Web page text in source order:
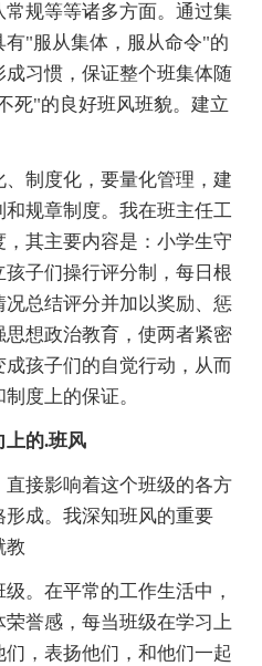
规等等诸多方面。通过集
"服从集体，服从命令"的
习惯，保证整个班集体随
死"的良好班风班貌。建立
制度化，要量化管理，建
规章制度。我在班主任工
其主要内容是：小学生守
子们操行评分制，每日根
总结评分并加以奖励、惩
想政治教育，使两者紧密
孩子们的自觉行动，从而
度上的保证。
上的.班风
接影响着这个班级的各方
成。我深知班风的重要
教
在平常的工作生活中，
誉感，每当班级在学习上
，表扬他们，和他们一起